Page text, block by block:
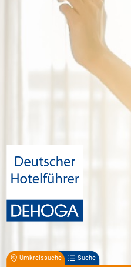
Umkreissuche Suche